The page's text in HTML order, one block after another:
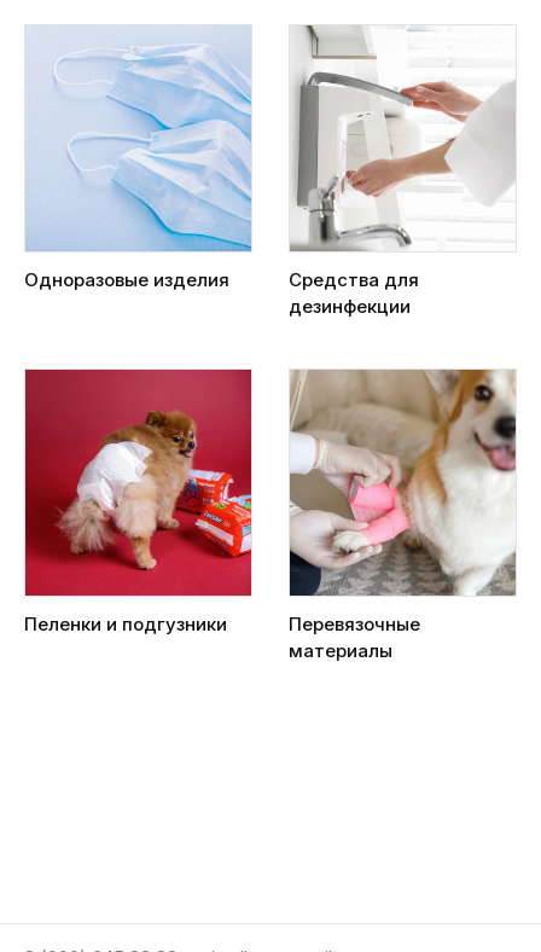
Одноразовые изделия
Средства для
дезинфекции
Пеленки и подгузники
Перевязочные
материалы